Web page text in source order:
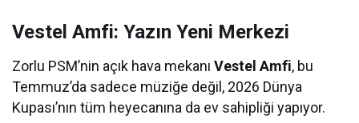
Vestel Amfi: Yazın Yeni Merkezi
Zorlu PSM’nin açık hava mekanıVestel Amfi, bu
Temmuz’da sadece müziğe değil, 2026 Dünya
Kupası’nın tüm heyecanına da ev sahipliği yapıyor.